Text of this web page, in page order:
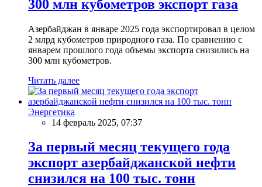
300 млн кубометров экспорт газа
Азербайджан в январе 2025 года экспортировал в целом
2 млрд кубометров природного газа. По сравнению с
январем прошлого года объемы экспорта снизились на
300 млн кубометров.
Читать далее
Энергетика
14 февраль 2025, 07:37
За первый месяц текущего года
экспорт азербайджанской нефти
снизился на 100 тыс. тонн